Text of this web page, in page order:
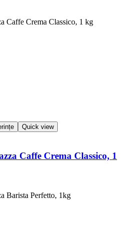
Quick view
Caffe Crema Classico, 1